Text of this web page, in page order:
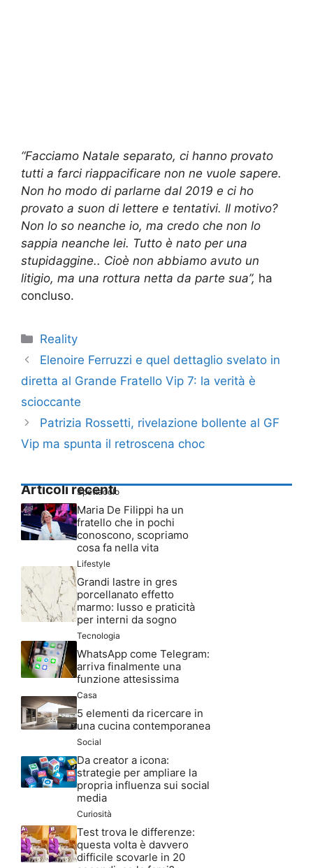
“Facciamo Natale separato, ci hanno provato
tutti a farci riappacificare non ne vuole sapere.
Non ho modo di parlarne dal 2019 e ci ho
provato a suon di lettere e tentativi. Il motivo?
Non lo so neanche io, ma credo che non lo
sappia neanche lei. Tutto è nato per una
stupidaggine.. Cioè non abbiamo avuto un
litigio, ma una rottura netta da parte sua”, ha
concluso.
Categorie
Reality
Elenoire Ferruzzi e quel dettaglio svelato in
diretta al Grande Fratello Vip 7: la verità è
scioccante
Patrizia Rossetti, rivelazione bollente al GF
Vip ma spunta il retroscena choc
Articoli recenti
Spettacolo
Maria De Filippi ha un
fratello che in pochi
conoscono, scopriamo
cosa fa nella vita
Lifestyle
Grandi lastre in gres
porcellanato effetto
marmo: lusso e praticità
per interni da sogno
Tecnologia
WhatsApp come Telegram:
arriva finalmente una
funzione attesissima
Casa
5 elementi da ricercare in
una cucina contemporanea
Social
Da creator a icona:
strategie per ampliare la
propria influenza sui social
media
Curiosità
Test trova le differenze:
questa volta è davvero
difficile scovarle in 20